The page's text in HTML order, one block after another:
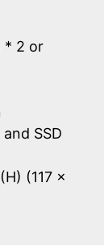
* 2 or
SSD
(117 x